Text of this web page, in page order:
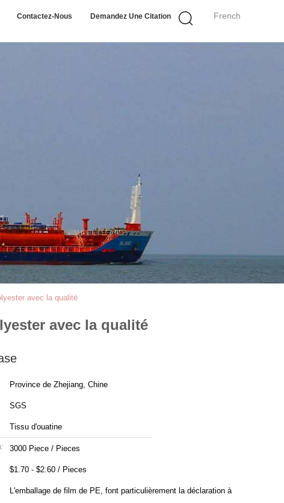
French
Contactez-Nous Demandez Une Citation
avec la qualité
avec la qualité
Province de Zhejiang, Chine
SGS
Tissu d'ouatine
3000 Piece / Pieces
$1.70 - $2.60 / Pieces
L'emballage de film de PE, font particulièrement la déclaration à